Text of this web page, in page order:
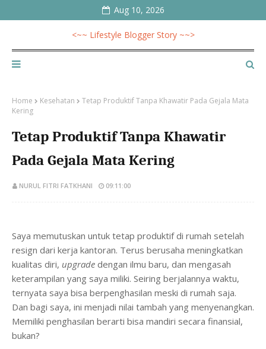
Aug 10, 2026
<~~ Lifestyle Blogger Story ~~>
Home Kesehatan
Tetap Produktif Tanpa Khawatir Pada Gejala Mata
Kering
Tetap Produktif Tanpa Khawatir
Pada Gejala Mata Kering
NURUL FITRI FATKHANI 09:11:00
Saya memutuskan untuk tetap produktif di rumah setelah
resign dari kerja kantoran. Terus berusaha meningkatkan
kualitas diri, upgrade dengan ilmu baru, dan mengasah
keterampilan yang saya miliki. Seiring berjalannya waktu,
ternyata saya bisa berpenghasilan meski di rumah saja.
Dan bagi saya, ini menjadi nilai tambah yang menyenangkan.
Memiliki penghasilan berarti bisa mandiri secara finansial,
bukan?